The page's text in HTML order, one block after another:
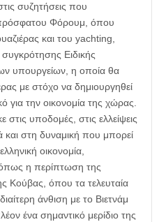
συζητήσεις που
Φόρουμ, όπου
και του yachting,
Ειδικής
υπουργείων, η οποία θα
με στόχο να δημιουργηθεί
για την οικονομία της χώρας.
υποδομές, στις ελλείψεις
στη δυναμική που μπορεί
οικονομία,
η περίπτωση της
Κούβας, όπου τα τελευταία
άνθιση με το Βιετνάμ
ένα σημαντικό μερίδιο της